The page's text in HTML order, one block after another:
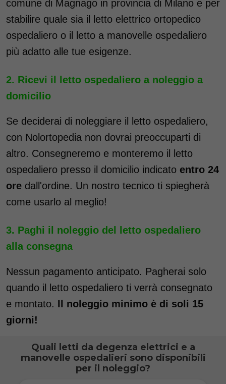
comune di Magnago in provincia di Milano e per
stabilire quale sia il letto elettrico ortopedico
ospedaliero o il letto a manovelle ospedaliero
più adatto alle tue esigenze.
Ricevi il letto ospedaliero a noleggio a
domicilio
Se deciderai di noleggiare il letto ospedaliero,
con Nolortopedia non dovrai preoccuparti di
altro. Consegneremo e monteremo il letto
ospedaliero presso il domicilio indicato entro 24
ore dall'ordine. Un nostro tecnico ti spiegherà
come usarlo al meglio!
Paghi il noleggio del letto ospedaliero
alla consegna
Nessun pagamento anticipato. Pagherai solo
quando il letto ospedaliero ti verrà consegnato
e montato. Il noleggio minimo è di soli 15
giorni!
Quali letti da degenza elettrici e a
manovelle ospedalieri sono disponibili
per il noleggio?